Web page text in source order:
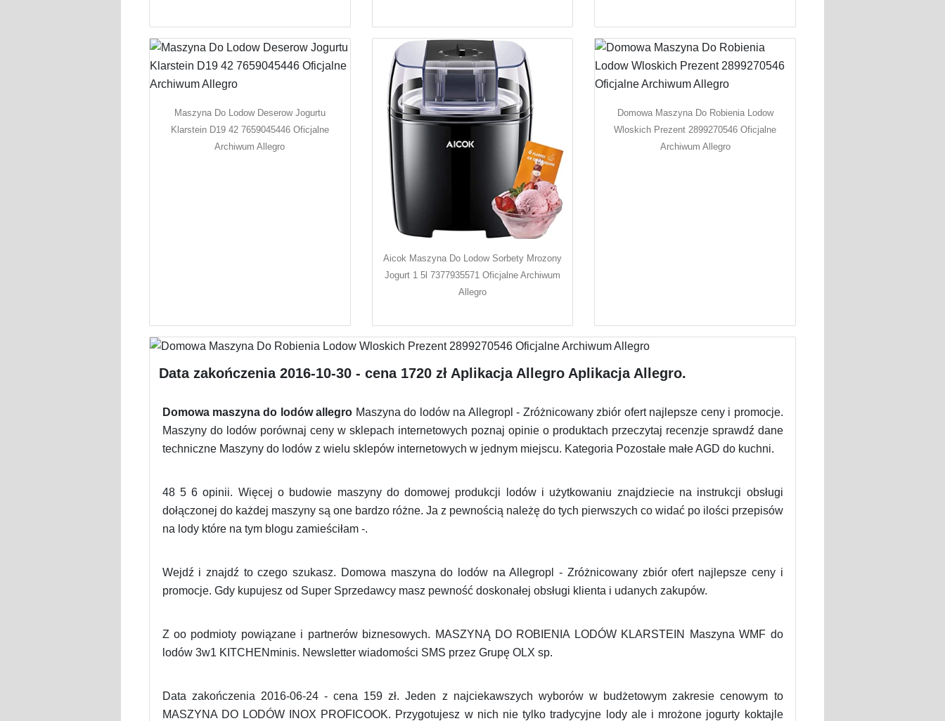
Maszyna Do Lodow Deserow Jogurtu
Klarstein D19 42 7659045446 Oficjalne
Archiwum Allegro
Aicok Maszyna Do Lodow Sorbety Mrozony
Jogurt 1 5l 7377935571 Oficjalne Archiwum
Allegro
Domowa Maszyna Do Robienia Lodow
Wloskich Prezent 2899270546 Oficjalne
Archiwum Allegro
Data zakończenia 2016-10-30 - cena 1720 zł Aplikacja Allegro Aplikacja Allegro.
Domowa maszyna do lodów allegro Maszyna do lodów na Allegropl - Zróżnicowany zbiór ofert najlepsze ceny i promocje.
Maszyny do lodów porównaj ceny w sklepach internetowych poznaj opinie o produktach przeczytaj recenzje sprawdź dane
techniczne Maszyny do lodów z wielu sklepów internetowych w jednym miejscu. Kategoria Pozostałe małe AGD do kuchni.
48 5 6 opinii. Więcej o budowie maszyny do domowej produkcji lodów i użytkowaniu znajdziecie na instrukcji obsługi
dołączonej do każdej maszyny są one bardzo różne. Ja z pewnością należę do tych pierwszych co widać po ilości przepisów
na lody które na tym blogu zamieściłam -.
Wejdź i znajdź to czego szukasz. Domowa maszyna do lodów na Allegropl - Zróżnicowany zbiór ofert najlepsze ceny i
promocje. Gdy kupujesz od Super Sprzedawcy masz pewność doskonałej obsługi klienta i udanych zakupów.
Z oo podmioty powiązane i partnerów biznesowych. MASZYNĄ DO ROBIENIA LODÓW KLARSTEIN Maszyna WMF do
lodów 3w1 KITCHENminis. Newsletter wiadomości SMS przez Grupę OLX sp.
Data zakończenia 2016-06-24 - cena 159 zł. Jeden z najciekawszych wyborów w budżetowym zakresie cenowym to
MASZYNA DO LODÓW INOX PROFICOOK. Przygotujesz w nich nie tylko tradycyjne lody ale i mrożone jogurty koktajle